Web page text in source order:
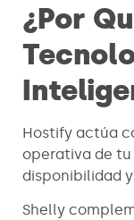
¿Por
Hostify actúa
operativa de tu
disponibilidad
Shelly